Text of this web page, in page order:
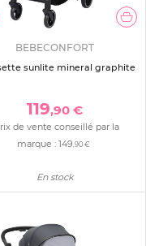
BEBECONFORT
sunlite mineral graphite
119,90 €
de vente conseillé par la
marque : 149 ,90 €
En stock